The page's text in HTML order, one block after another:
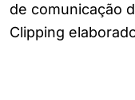
de comunicação
Clipping